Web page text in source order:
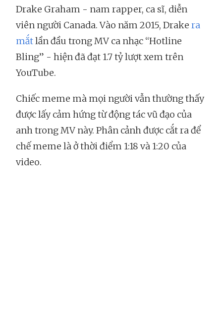
Drake Graham - nam rapper, ca sĩ, diễn
viên người Canada. Vào năm 2015, Drake ra
mắtlần đầu trong MV ca nhạc “Hotline
Bling” - hiện đã đạt 1.7 tỷ lượt xem trên
YouTube.
Chiếc meme mà mọi người vẫn thường thấy
được lấy cảm hứng từ động tác vũ đạo của
anh trong MV này. Phân cảnh được cắt ra để
chế meme là ở thời điểm 1:18 và 1:20 của
video.